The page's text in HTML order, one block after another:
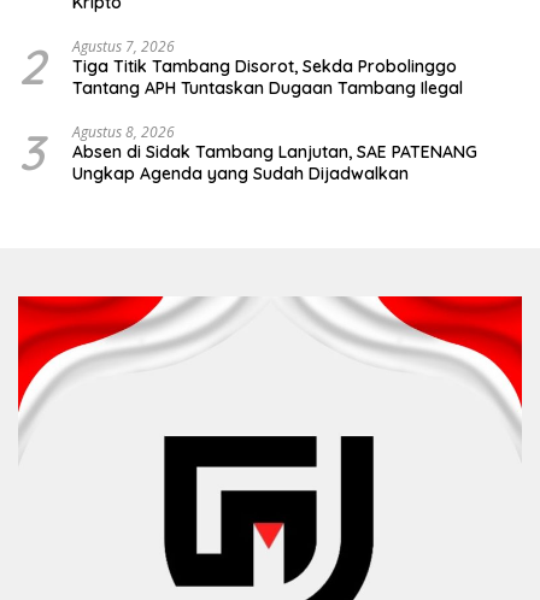
2 Agustus 7, 2026
Tiga Titik Tambang Disorot, Sekda Probolinggo
Tantang APH Tuntaskan Dugaan Tambang Ilegal
3 Agustus 8, 2026
Absen di Sidak Tambang Lanjutan, SAE PATENANG
Ungkap Agenda yang Sudah Dijadwalkan